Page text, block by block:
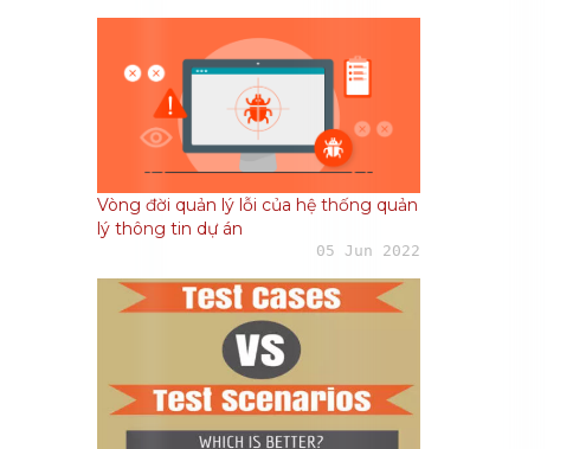
Vòng đời quản lý lỗi của hệ thống quản
lý thông tin dự án
05 Jun 2022